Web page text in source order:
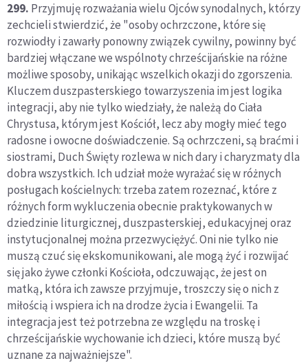
299. Przyjmuję rozważania wielu Ojców synodalnych, którzy
zechcieli stwierdzić, że "osoby ochrzczone, które się
rozwiodły i zawarły ponowny związek cywilny, powinny być
bardziej włączane we wspólnoty chrześcijańskie na różne
możliwe sposoby, unikając wszelkich okazji do zgorszenia.
Kluczem duszpasterskiego towarzyszenia im jest logika
integracji, aby nie tylko wiedziały, że należą do Ciała
Chrystusa, którym jest Kościół, lecz aby mogły mieć tego
radosne i owocne doświadczenie. Są ochrzczeni, są braćmi i
siostrami, Duch Święty rozlewa w nich dary i charyzmaty dla
dobra wszystkich. Ich udział może wyrażać się w różnych
posługach kościelnych: trzeba zatem rozeznać, które z
różnych form wykluczenia obecnie praktykowanych w
dziedzinie liturgicznej, duszpasterskiej, edukacyjnej oraz
instytucjonalnej można przezwyciężyć. Oni nie tylko nie
muszą czuć się ekskomunikowani, ale mogą żyć i rozwijać
się jako żywe członki Kościoła, odczuwając, że jest on
matką, która ich zawsze przyjmuje, troszczy się o nich z
miłością i wspiera ich na drodze życia i Ewangelii. Ta
integracja jest też potrzebna ze względu na troskę i
chrześcijańskie wychowanie ich dzieci, które muszą być
uznane za najważniejsze".